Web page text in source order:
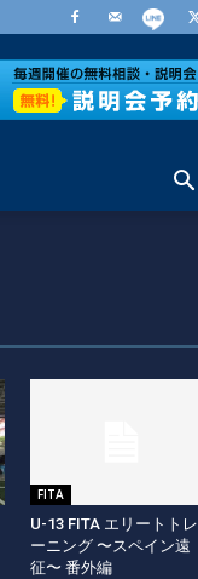
FITA
U-13 FITA エリートトレ
ーニング 〜スペイン遠
征〜 番外編